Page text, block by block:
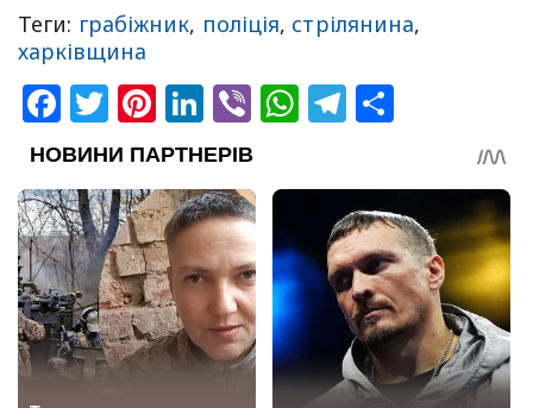
Теги: грабіжник, поліція, стрілянина,
харківщина
Facebook
Twitter
Pinterest
LinkedIn
ViberWhatsApp
Telegram